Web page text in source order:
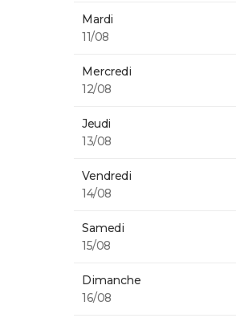
Mardi
11/08
Mercredi
12/08
Jeudi
13/08
Vendredi
14/08
Samedi
15/08
Dimanche
16/08